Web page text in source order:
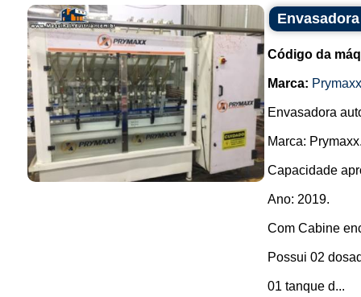
Código da
Marca: Prymaxx
Envasadora
Marca:
Capacidade
Ano: 2019.
Com Cabine
Possui 02
01 tanque d...